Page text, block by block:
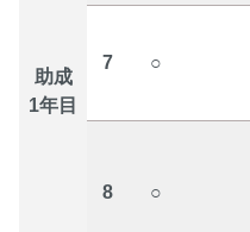
助成
1年目
7 ○
8 ○